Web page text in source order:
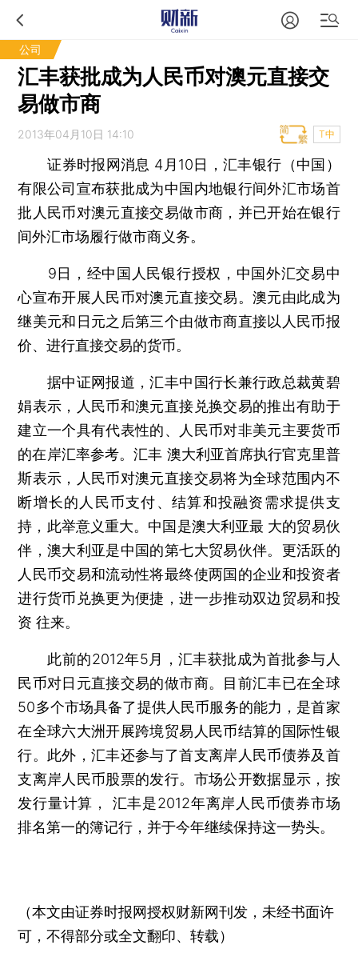
公司
汇丰获批成为人民币对澳元直接交
易做市商
2013年04月10日 14:10 T中
证券时报网消息 4月10日，汇丰银行（中国）
有限公司宣布获批成为中国内地银行间外汇市场首
批人民币对澳元直接交易做市商，并已开始在银行
间外汇市场履行做市商义务。
9日，经中国人民银行授权，中国外汇交易中
心宣布开展人民币对澳元直接交易。澳元由此成为
继美元和日元之后第三个由做市商直接以人民币报
价、进行直接交易的货币。
据中证网报道，汇丰中国行长兼行政总裁黄碧
娟表示，人民币和澳元直接兑换交易的推出有助于
建立一个具有代表性的、人民币对非美元主要货币
的在岸汇率参考。汇丰 澳大利亚首席执行官克里普
斯表示，人民币对澳元直接交易将为全球范围内不
断增长的人民币支付、结算和投融资需求提供支
持，此举意义重大。中国是澳大利亚最 大的贸易伙
伴，澳大利亚是中国的第七大贸易伙伴。更活跃的
人民币交易和流动性将最终使两国的企业和投资者
进行货币兑换更为便捷，进一步推动双边贸易和投
资 往来。
此前的2012年5月，汇丰获批成为首批参与人
民币对日元直接交易的做市商。目前汇丰已在全球
50多个市场具备了提供人民币服务的能力，是首家
在全球六大洲开展跨境贸易人民币结算的国际性银
行。此外，汇丰还参与了首支离岸人民币债券及首
支离岸人民币股票的发行。市场公开数据显示，按
发行量计算， 汇丰是2012年离岸人民币债券市场
排名第一的簿记行，并于今年继续保持这一势头。
（本文由证券时报网授权财新网刊发，未经书面许
可，不得部分或全文翻印、转载）